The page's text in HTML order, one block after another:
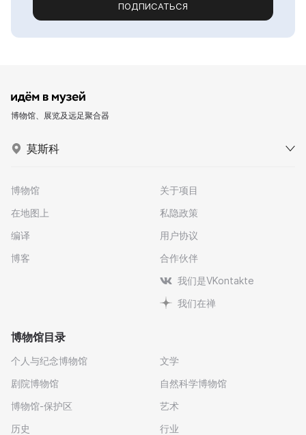
ПОДПИСАТЬСЯ
博物馆、展览及远足聚合器
莫斯科
博物馆
在地图上
编译
博客
关于项目
私隐政策
用户协议
合作伙伴
我们是VKontakte
我们在禅
博物馆目录
个人与纪念博物馆
剧院博物馆
博物馆-保护区
历史
文学
自然科学博物馆
艺术
行业